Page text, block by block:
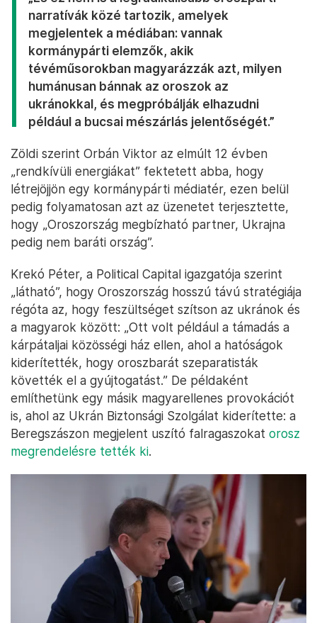
narratívák közé tartozik, amelyek
megjelentek a médiában: vannak
kormánypárti elemzők, akik
tévéműsorokban magyarázzák azt, milyen
humánusan bánnak az oroszok az
ukránokkal, és megpróbálják elhazudni
például a bucsai mészárlás jelentőségét.”
Zöldi szerint Orbán Viktor az elmúlt 12 évben
„rendkívüli energiákat” fektetett abba, hogy
létrejöjjön egy kormánypárti médiatér, ezen belül
pedig folyamatosan azt az üzenetet terjesztette,
hogy „Oroszország megbízható partner, Ukrajna
pedig nem baráti ország”.
Krekó Péter, a Political Capital igazgatója szerint
„látható”, hogy Oroszország hosszú távú stratégiája
régóta az, hogy feszültséget szítson az ukránok és
a magyarok között: „Ott volt például a támadás a
kárpátaljai közösségi ház ellen, ahol a hatóságok
kiderítették, hogy oroszbarát szeparatisták
követték el a gyújtogatást.” De példaként
említhetünk egy másik magyarellenes provokációt
is, ahol az Ukrán Biztonsági Szolgálat kiderítette: a
Beregszászon megjelent uszító falragaszokat orosz
megrendelésre tették ki.